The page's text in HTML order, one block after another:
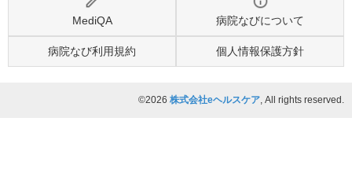
MediQA 病院なびについて
病院なび利用規約 個人情報保護方針
©2026 株式会社eヘルスケア, All rights reserved.